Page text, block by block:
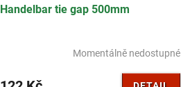
Handelbar tie gap 500mm
Momentálně nedostupné